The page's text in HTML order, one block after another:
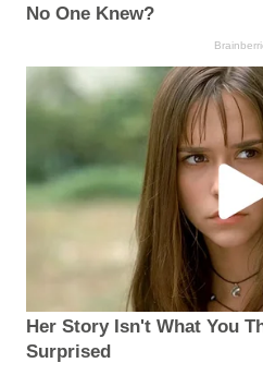
No One Knew?
Her Story Isn't What You
Surprised